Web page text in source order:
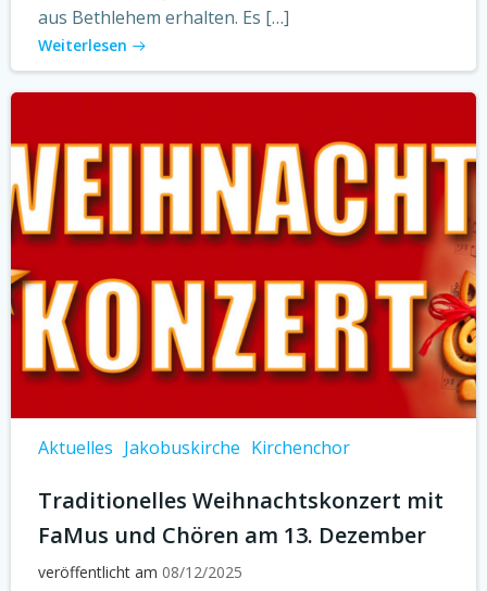
aus Bethlehem erhalten. Es […]
Weiterlesen
Aktuelles Jakobuskirche Kirchenchor
Traditionelles Weihnachtskonzert mit
FaMus und Chören am 13. Dezember
veröffentlicht am 08/12/2025